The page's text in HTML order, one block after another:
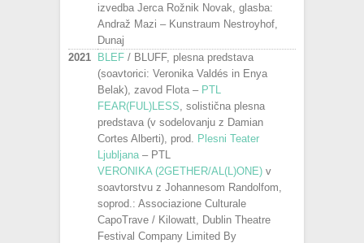
izvedba Jerca Rožnik Novak, glasba:
Andraž Mazi – Kunstraum Nestroyhof,
Dunaj
2021
BLEF / BLUFF, plesna predstava
(soavtorici: Veronika Valdés in Enya
Belak), zavod Flota – PTL
FEAR(FUL)LESS , solistična plesna
predstava (v sodelovanju z Damian
Cortes Alberti), prod.
Plesni Teater
Ljubljana – PTL
VERONIKA (2GETHER/AL(L)ONE) v
soavtorstvu z Johannesom Randolfom,
soprod.: Associazione Culturale
CapoTrave / Kilowatt, Dublin Theatre
Festival Company Limited By